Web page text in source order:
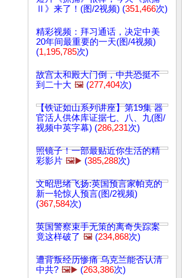
Ⅱ》来了！(图/2视频) (351,466次)
精彩视频：拜习通话，决定中美
20年间最重要的一天(图/4视频)
(1,195,785次)
故宫太和殿大门倒，中共恐挺不
到二十大 🖼️ (277,404次)
【铁证如山系列讲座】第19集 器
官活人供体库证据七、八、九(图/
视频中英字幕) (286,231次)
照镜子！一部最贴近你生活的精
彩影片 🖼️▶️ (385,288次)
文昭思绪飞扬:英国预言家帕克的
新一轮惊人预言(图/2视频)
(367,584次)
英国警察束手无策的离奇失踪案
竟这样破了 🖼️ (234,868次)
遭背叛经历惨痛 乌克兰能否认清
中共? 🖼️▶️ (263,386次)